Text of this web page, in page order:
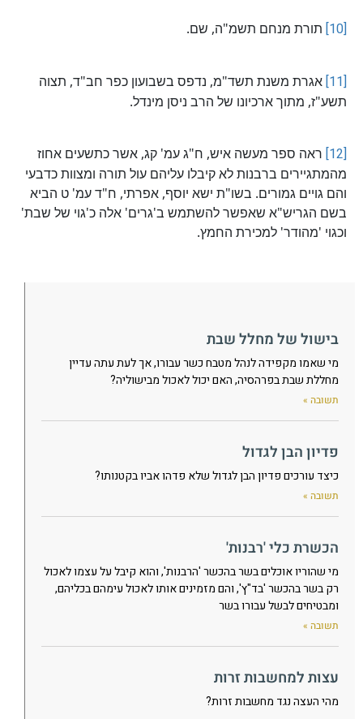
בישול של מחלל שבת
מי שאמו מקפידה לנהל מטבח כשר עבורו, אך לעת עתה עדיין
מחללת שבת בפרהסיה, האם יכול לאכול מבישוליה?
תשובה »
פדיון הבן לגדול
כיצד עורכים פדיון הבן לגדול שלא פדהו אביו בקטנותו?
תשובה »
הכשרת כלי 'רבנות'
מי שהוריו אוכלים בשר בהכשר 'הרבנות', והוא קיבל על עצמו לאכול
רק בשר בהכשר 'בד"ץ', והם מזמינים אותו לאכול עימהם בכליהם,
ומבטיחים לבשל עבורו בשר
תשובה »
עצות למחשבות זרות
מהי העצה נגד מחשבות זרות?
[10] תורת מנחם תשמ"ה, שם.
[11]
אגרת משנת תשד"מ, נדפס בשבועון כפר חב"ד, תצוה
תשע"ז, מתוך ארכיונו של הרב ניסן מינדל.
[12]
ראה ספר מעשה איש, ח"ג עמ' קג, אשר כתשעים אחוז
מהמתגיירים ברבנות לא קיבלו עליהם עול תורה ומצוות כדבעי
והם גויים גמורים. בשו"ת ישא יוסף, אפרתי, ח"ד עמ' ט הביא
בשם הגריש"א שאפשר להשתמש ב'גרים' אלה כ'גוי של שבת'
וכגוי 'מהודר' למכירת החמץ.